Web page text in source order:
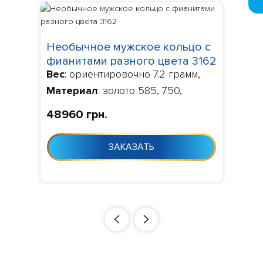
Необычное мужское кольцо с
фианитами разного цвета 3162
Вес: ориентировочно 7.2 грамм,
Материал: золото 585, 750,
Изготовление
24 дня с момента заказа
48960 грн.
ЗАКАЗАТЬ